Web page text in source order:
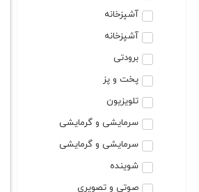
آشپزخانه
آشپزخانه
برودتی
پخت و پز
تلویزیون
سرمایشی و گرمایشی
سرمایشی و گرمایشی
شوینده
صوتی و تصویری